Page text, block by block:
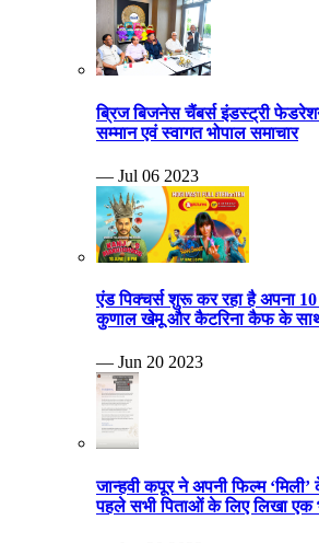
ब्रिज बिजनेस चैंबर्स इंडस्ट्री फेडरेशन
सम्मान एवं स्वागत भोपाल समाचार
— Jul 06 2023
एंड पिक्चर्स शुरू कर रहा है अपना
कुणाल खेमू और कैटरिना कैफ के साथ
— Jun 20 2023
जान्हवी कपूर ने अपनी फिल्म
पहले सभी पिताओं के लिए लिखा एक